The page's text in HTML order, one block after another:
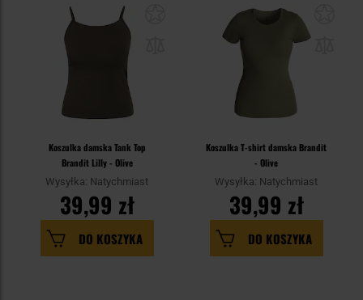
Koszulka damska Tank Top
Brandit Lilly - Olive
Wysyłka: Natychmiast
39,99 zł
DO KOSZYKA
Koszulka T-shirt damska Brandit
- Olive
Wysyłka: Natychmiast
39,99 zł
DO KOSZYKA